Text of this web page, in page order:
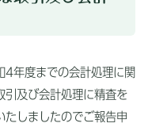
年度までの会計処理に関
引及び会計処理に精査を
たしましたのでご報告申